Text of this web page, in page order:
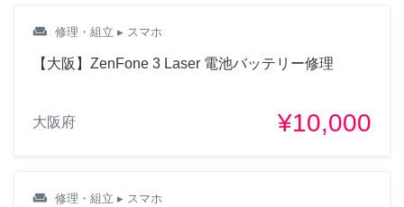
weekend 修理・組立 ▸ スマホ
【大阪】ZenFone 3 Laser 電池バッテリー修理
大阪府 ¥10,000
weekend 修理・組立 ▸ スマホ